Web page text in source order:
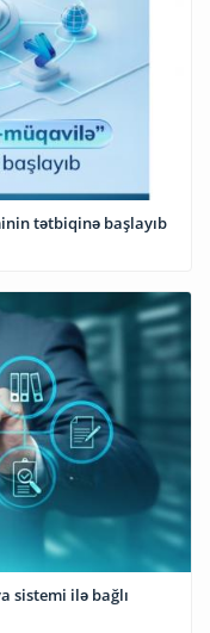
tətbiqinə başlayıb
sistemi ilə bağlı